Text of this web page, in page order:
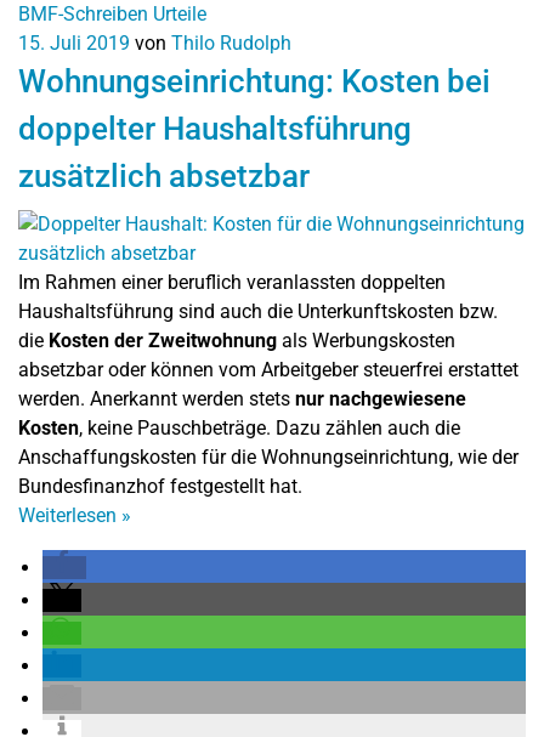
BMF-Schreiben Urteile
15. Juli 2019 von Thilo Rudolph
Wohnungseinrichtung: Kosten bei
doppelter Haushaltsführung
zusätzlich absetzbar
Im Rahmen einer beruflich veranlassten doppelten
Haushaltsführung sind auch die Unterkunftskosten bzw.
die Kosten der Zweitwohnung als Werbungskosten
absetzbar oder können vom Arbeitgeber steuerfrei erstattet
werden. Anerkannt werden stets nur nachgewiesene
Kosten, keine Pauschbeträge. Dazu zählen auch die
Anschaffungskosten für die Wohnungseinrichtung, wie der
Bundesfinanzhof festgestellt hat.
Weiterlesen »